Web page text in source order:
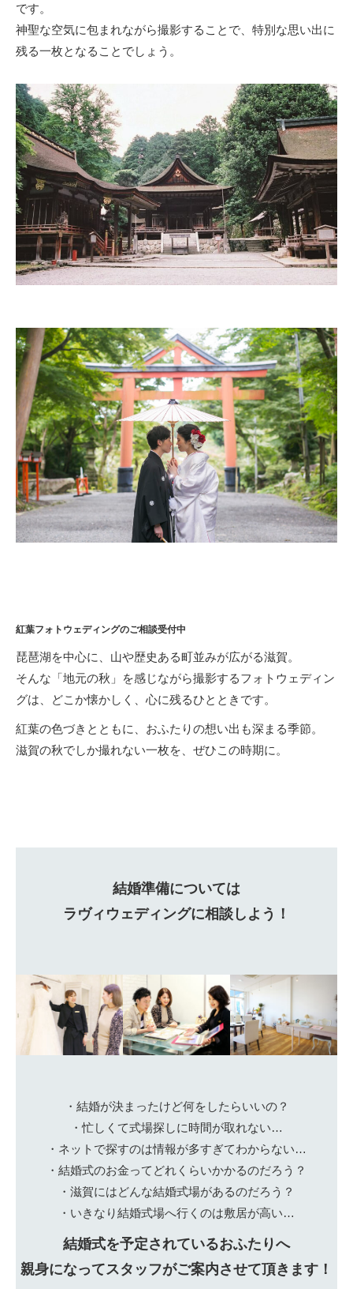
です。
神聖な空気に包まれながら撮影することで、特別な思い出に
残る一枚となることでしょう。
紅葉フォトウェディングのご相談受付中
琵琶湖を中心に、山や歴史ある町並みが広がる滋賀。
そんな「地元の秋」を感じながら撮影するフォトウェディン
グは、どこか懐かしく、心に残るひとときです。
紅葉の色づきとともに、おふたりの想い出も深まる季節。
滋賀の秋でしか撮れない一枚を、ぜひこの時期に。
結婚準備については
ラヴィウェディングに相談しよう！
・結婚が決まったけど何をしたらいいの？
・忙しくて式場探しに時間が取れない…
・ネットで探すのは情報が多すぎてわからない…
・結婚式のお金ってどれくらいかかるのだろう？
・滋賀にはどんな結婚式場があるのだろう？
・いきなり結婚式場へ行くのは敷居が高い…
結婚式を予定されているおふたりへ
親身になってスタッフがご案内させて頂きます！